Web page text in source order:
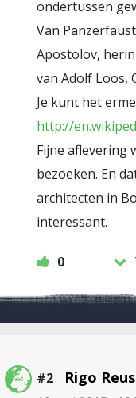
ondertussen
Van
Apostolov,
van Adolf Loos,
Je kunt het
http://
Fijne aflevering
bezoeken. En
architecten in
interessant.
0
#2 Rigo Reus